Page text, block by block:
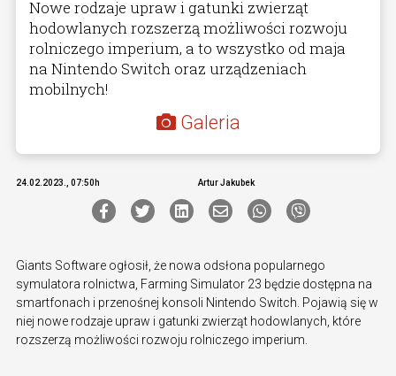
Nowe rodzaje upraw i gatunki zwierząt
hodowlanych rozszerzą możliwości rozwoju
rolniczego imperium, a to wszystko od maja
na Nintendo Switch oraz urządzeniach
mobilnych!
Galeria
24.02.2023., 07:50h Artur Jakubek
Giants Software ogłosił, że nowa odsłona popularnego
symulatora rolnictwa, Farming Simulator 23 będzie dostępna na
smartfonach i przenośnej konsoli Nintendo Switch. Pojawią się w
niej nowe rodzaje upraw i gatunki zwierząt hodowlanych, które
rozszerzą możliwości rozwoju rolniczego imperium.